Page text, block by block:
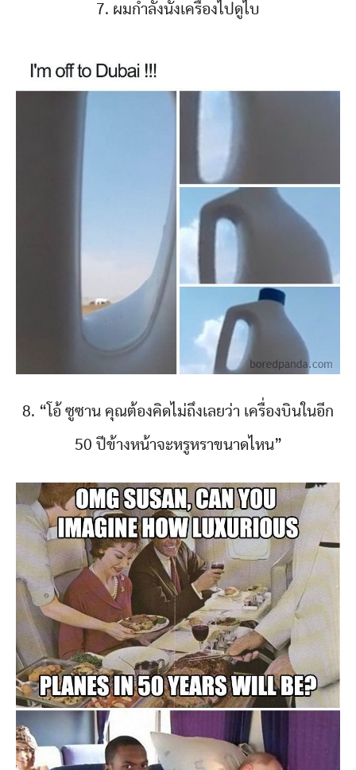
7. ผมกำลังนั่งเครื่องไปดูไบ
8. “โอ้ ซูซาน คุณต้องคิดไม่ถึงเลยว่า เครื่องบินในอีก
50 ปีข้างหน้าจะหรูหราขนาดไหน”